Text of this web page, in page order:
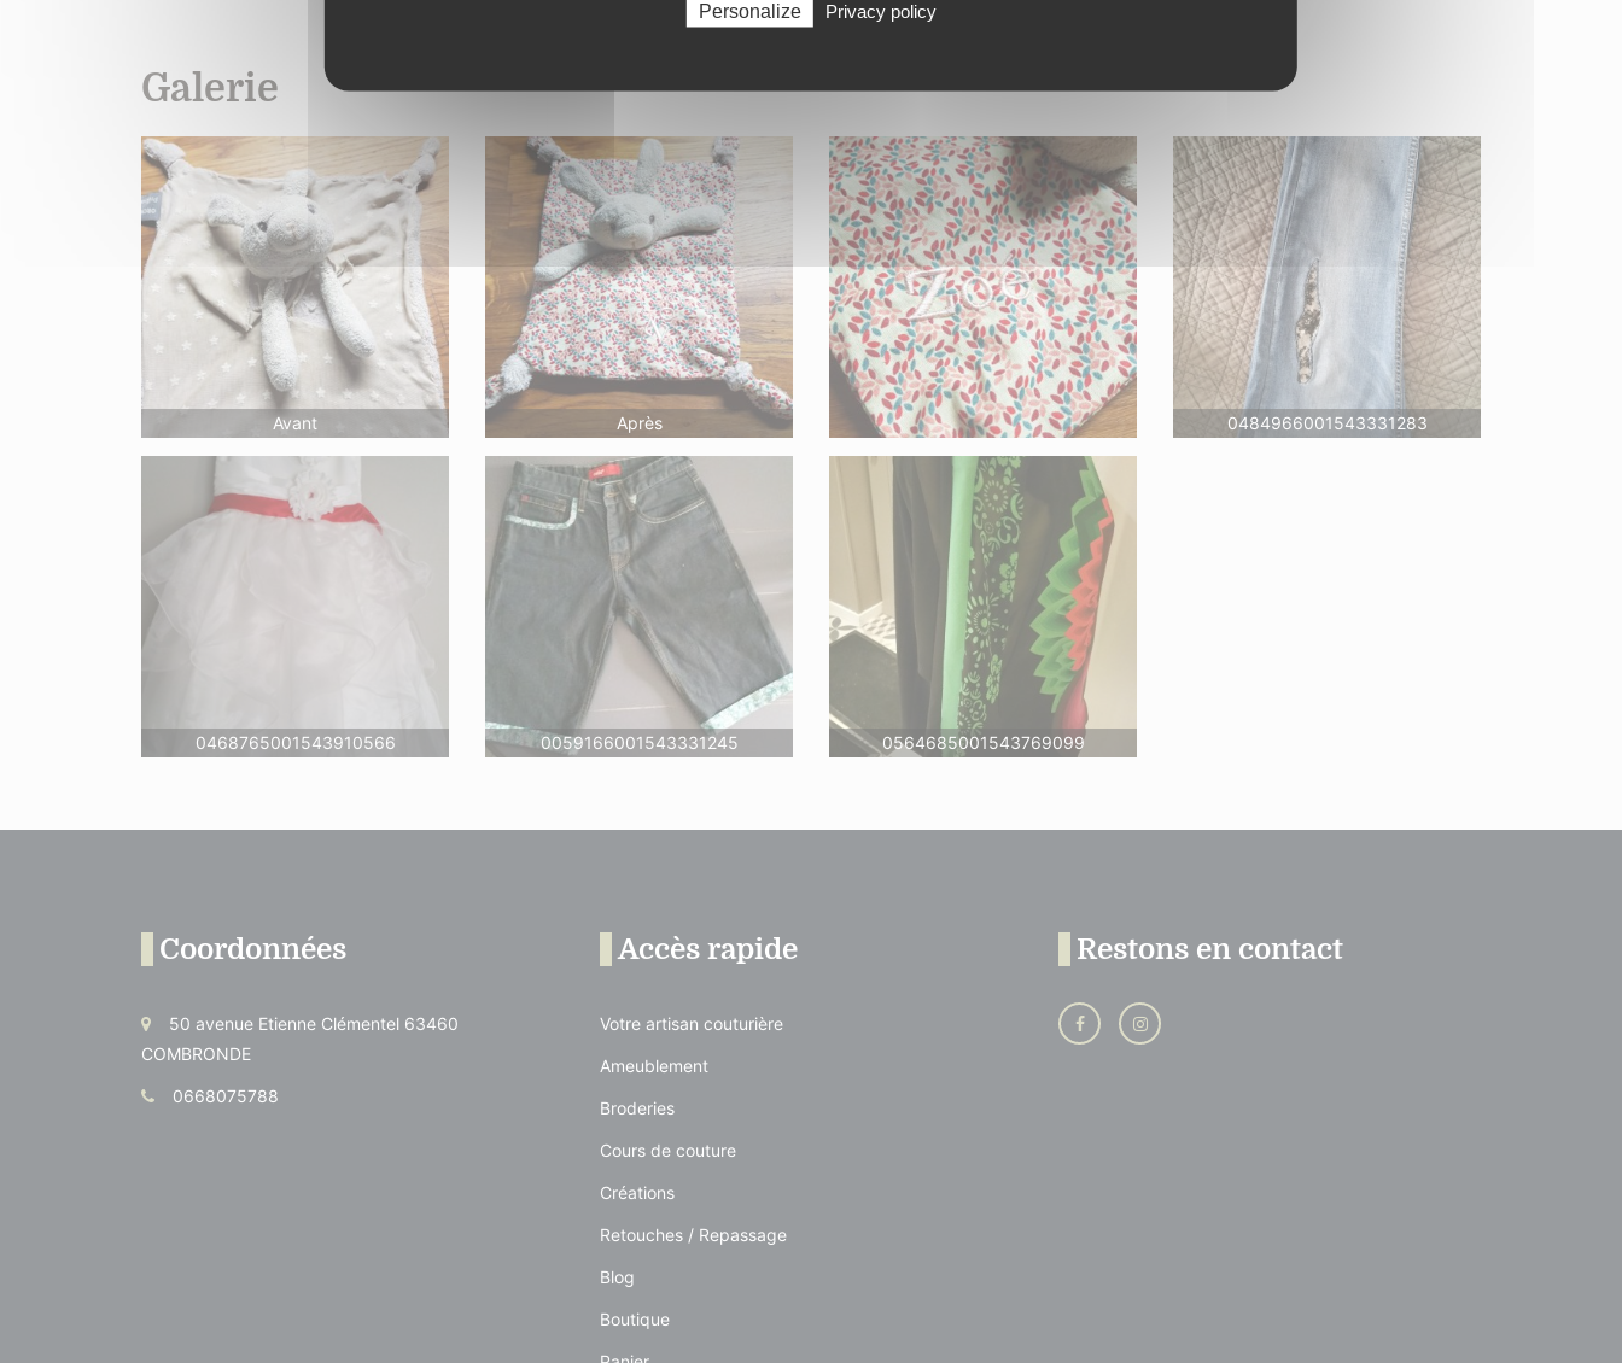
Galerie
Avant Après 0484966001543331283
0468765001543910566 0059166001543331245 0564685001543769099
Coordonnées
50 avenue Etienne Clémentel 63460
COMBRONDE
0668075788
Accès rapide
Votre artisan couturière
Ameublement
Broderies
Cours de couture
Créations
Retouches / Repassage
Blog
Boutique
Restons en contact
Personalize Privacy policy